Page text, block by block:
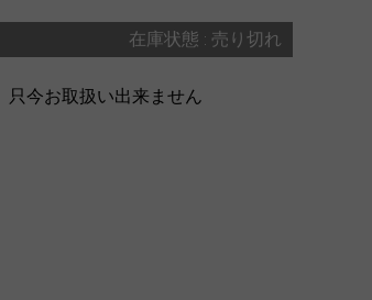
在庫状態 : 売り切れ
只今お取扱い出来ません